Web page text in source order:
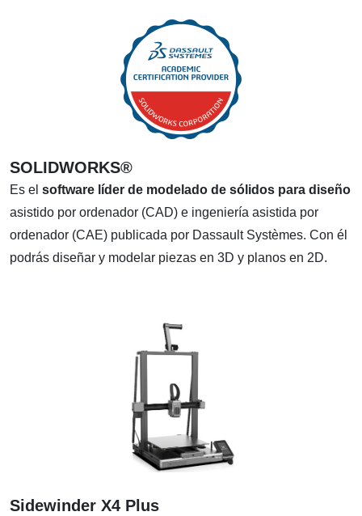
SOLIDWORKS®
Es el software líder de modelado de sólidos para diseño
asistido por ordenador (CAD) e ingeniería asistida por
ordenador (CAE) publicada por Dassault Systèmes. Con él
podrás diseñar y modelar piezas en 3D y planos en 2D.
Sidewinder X4 Plus